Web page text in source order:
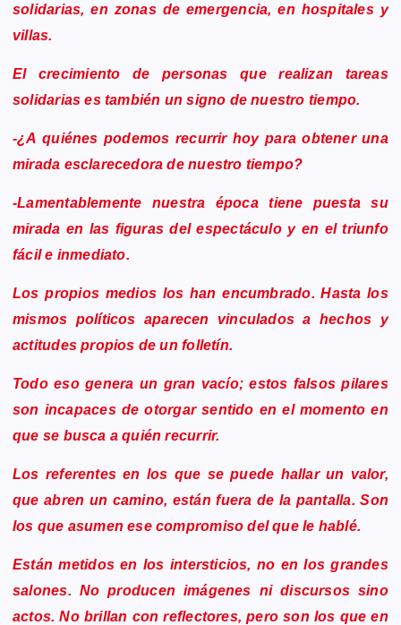
solidarias, en zonas de emergencia, en hospitales y
villas.
El crecimiento de personas que realizan tareas
solidarias es también un signo de nuestro tiempo.
-¿A quiénes podemos recurrir hoy para obtener una
mirada esclarecedora de nuestro tiempo?
-Lamentablemente nuestra época tiene puesta su
mirada en las figuras del espectáculo y en el triunfo
fácil e inmediato.
Los propios medios los han encumbrado. Hasta los
mismos políticos aparecen vinculados a hechos y
actitudes propios de un folletín.
Todo eso genera un gran vacío; estos falsos pilares
son incapaces de otorgar sentido en el momento en
que se busca a quién recurrir.
Los referentes en los que se puede hallar un valor,
que abren un camino, están fuera de la pantalla. Son
los que asumen ese compromiso del que le hablé.
Están metidos en los intersticios, no en los grandes
salones. No producen imágenes ni discursos sino
actos. No brillan con reflectores, pero son los que en